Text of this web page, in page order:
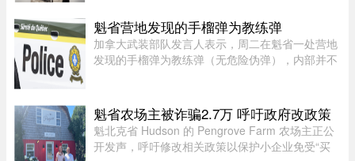
Costco 购买的 Kirkland 无骨鸡腿肉，去掉包装后
称重，竟然比标签上的重量 ...
魁省营地发现的手榴弹为教练弹
加拿大武装部队发言人表示，周二在魁省一处营地
发现的手榴弹为教练弹（无危险伪弹），内部并不
其运往 Valcartier 军事 ...
魁省农场主被诈骗2.7万 呼吁政府改政策
魁北克省 Hudson 的 Pengrove Farm 农场主正公
开发声，呼吁修改相关政策以保护小企业免受“买